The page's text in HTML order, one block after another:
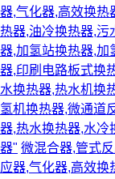
器,气化器,高效换热
热器,油冷换热器,污
器,加氢站换热器,加
器,印刷电路板式换
水换热器,热水机换
氢机换热器,微通道
器,热水换热器,水冷
器" 微混合器,管式
应器,气化器,高效换